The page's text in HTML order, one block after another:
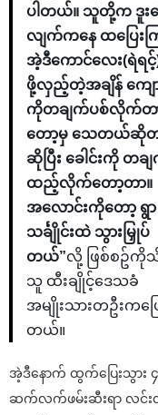
ပါတယ်။ သူတို့က ဒူး
လျက်ကနေ ထပြေးက
အဲ့ဒီကောင်လေး(ရဲရ
ဖို့လှည့်တဲ့အချိန် ကျ
ကိုတချက်ပစ်လိုက်တာ
တော့မှ သေတယ်ဆို
ဆိုပြီး ခေါင်းကို တခ
ထည့်လိုက်တော့တာ။
အလောင်းကိုတော့ ရွာ
သင်္ချိုင်းထဲ သွားမြှုပ်
တယ်”လို့ ဖြစ်စဥ်ကို
သူ ထီးချိုင့်ဒေသခံ
အမျိုးသားတဦးကပြေ
တယ်။
အဲ့ဒီနောက် ထွက်ပြေးသွား
ဆက်လက်ဖမ်းဆီးရာ လင်း